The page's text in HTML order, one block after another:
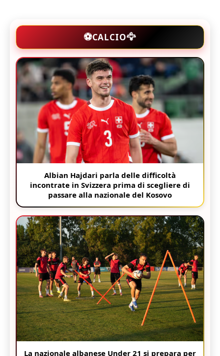
⚽CALCIO🦅
Albian Hajdari parla delle difficoltà
incontrate in Svizzera prima di scegliere di
passare alla nazionale del Kosovo
La nazionale albanese Under 21 si prepara per